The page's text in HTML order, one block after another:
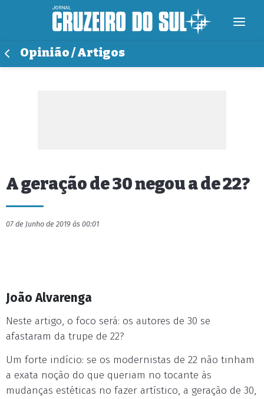
Opinião / Artigos
A geração de 30 negou a de 22?
07 de Junho de 2019 às 00:01
João Alvarenga
Neste artigo, o foco será: os autores de 30 se
afastaram da trupe de 22?
Um forte indício: se os modernistas de 22 não tinham
a exata noção do que queriam no tocante às
mudanças estéticas no fazer artístico, a geração de 30,